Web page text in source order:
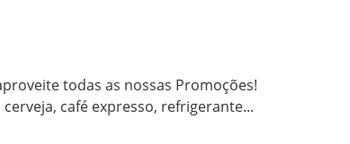
todas as nossas Promoções!
café expresso, refrigerante...